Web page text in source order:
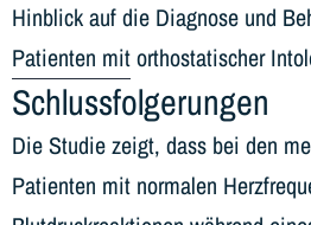
Hinblick auf die Diagnose und
Patienten mit orthostatischer
Schlussfolgerungen
Die Studie zeigt, dass bei den
Patienten mit normalen